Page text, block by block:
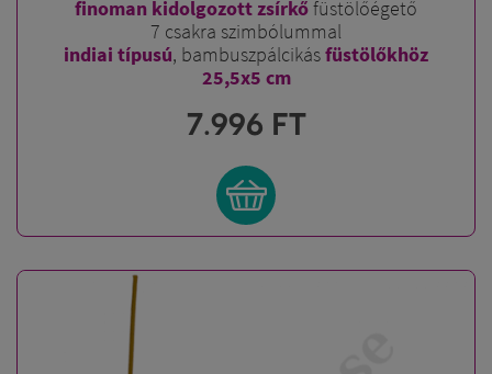
finoman kidolgozott zsírkőfüstölőégető
7 csakra szimbólummal
indiai típusú, bambuszpálcikásfüstölőkhöz
25,5x5 cm
7.996 FT